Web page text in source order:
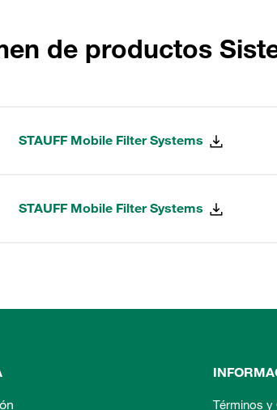
de productos
STAUFF Mobile Filter Systems
STAUFF Mobile Filter Systems
Términos y